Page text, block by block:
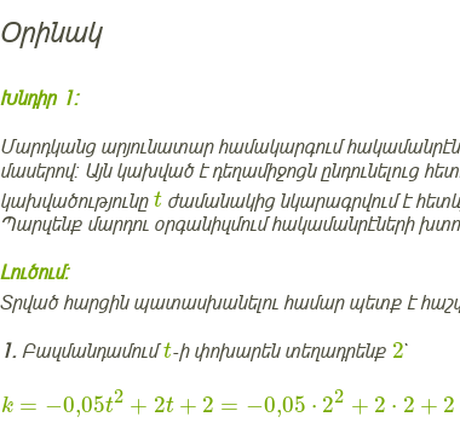
Օրինակ
Խնդիր 1:
Մարդկանց արյունատար համակարգում
մասերով: Այն կախված է դեղամիջոցն ընդունելուց
կախվածությունը t ժամանակից նկարագրվում է
Պարզենք մարդու օրգանիզմում հակամանրէների
Լուծում:
Տրված հարցին պատասխանելու համար պետք է
1. Բազմանդամումt-ի փոխարեն տեղադրենք 2`
k = −0,05t2 + 2t + 2 = −0,05 ⋅ 22 + 2 ⋅ 2 + 2